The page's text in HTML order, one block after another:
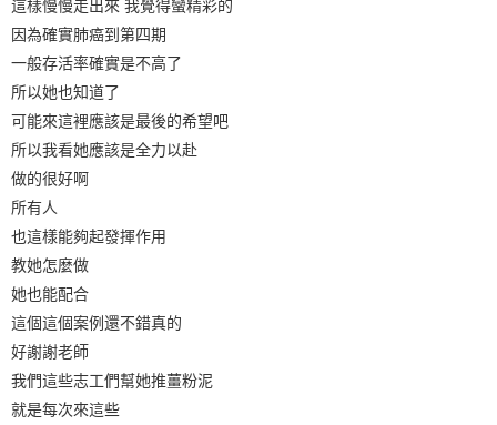
這樣慢慢走出來 我覺得蠻精彩的
因為確實肺癌到第四期
一般存活率確實是不高了
所以她也知道了
可能來這裡應該是最後的希望吧
所以我看她應該是全力以赴
做的很好啊
所有人
也這樣能夠起發揮作用
教她怎麼做
她也能配合
這個這個案例還不錯真的
好謝謝老師
我們這些志工們幫她推薑粉泥
就是每次來這些